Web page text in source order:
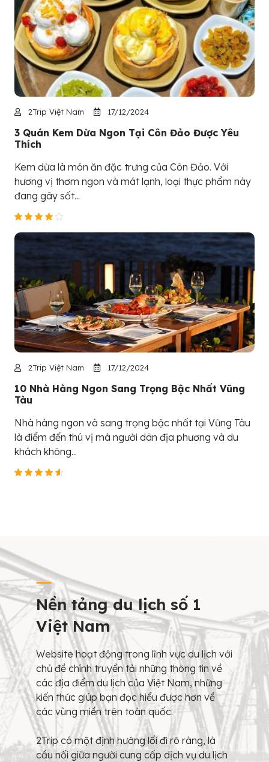
2Trip Việt Nam 17/12/2024
3 Quán Kem Dừa Ngon Tại Côn Đảo Được Yêu
Thích
Kem dừa là món ăn đặc trưng của Côn Đảo. Với
hương vị thơm ngon và mát lạnh, loại thực phẩm này
đang gây sốt...
2Trip Việt Nam 17/12/2024
10 Nhà Hàng Ngon Sang Trọng Bậc Nhất Vũng
Tàu
Nhà hàng ngon và sang trọng bậc nhất tại Vũng Tàu
là điểm đến thú vị mà người dân địa phương và du
khách không...
Nền tảng du lịch số 1
Việt Nam
Website hoạt động trong lĩnh vực du lịch với
chủ đề chính truyền tải những thông tin về
các địa điểm du lịch của Việt Nam, những
kiến thức giúp bạn đọc hiểu được hơn về
các vùng miền trên toàn quốc.
2Trip có một định hướng lối đi rõ ràng, là
cầu nối giữa người cung cấp dịch vụ du lịch